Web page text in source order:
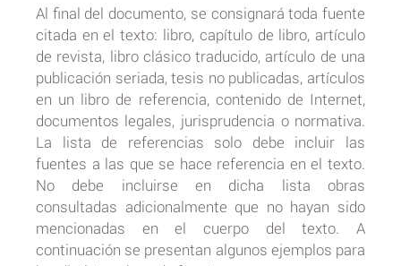
Al final del documento, se consignará toda fuente
citada en el texto: libro, capítulo de libro, artículo
de revista, libro clásico traducido, artículo de una
publicación seriada, tesis no publicadas, artículos
en un libro de referencia, contenido de Internet,
documentos legales, jurisprudencia o normativa.
La lista de referencias solo debe incluir las
fuentes a las que se hace referencia en el texto.
No debe incluirse en dicha lista obras
consultadas adicionalmente que no hayan sido
mencionadas en el cuerpo del texto. A
continuación se presentan algunos ejemplos para